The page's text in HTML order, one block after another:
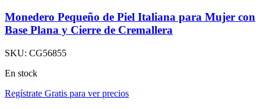
Monedero Pequeño de Piel Italiana para Mujer con
Base Plana y Cierre de Cremallera
SKU: CG56855
En stock
Regístrate Gratis para ver precios